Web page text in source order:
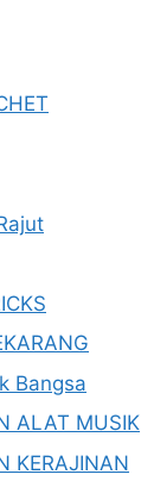
Bangsa
ALAT MUSIK
KERAJINAN